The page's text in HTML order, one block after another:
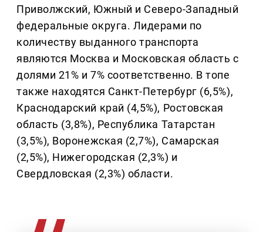
Приволжский, Южный и Северо-Западный
федеральные округа. Лидерами по
количеству выданного транспорта
являются Москва и Московская область с
долями 21% и 7% соответственно. В топе
также находятся Санкт-Петербург (6,5%),
Краснодарский край (4,5%), Ростовская
область (3,8%), Республика Татарстан
(3,5%), Воронежская (2,7%), Самарская
(2,5%), Нижегородская (2,3%) и
Свердловская (2,3%) области.